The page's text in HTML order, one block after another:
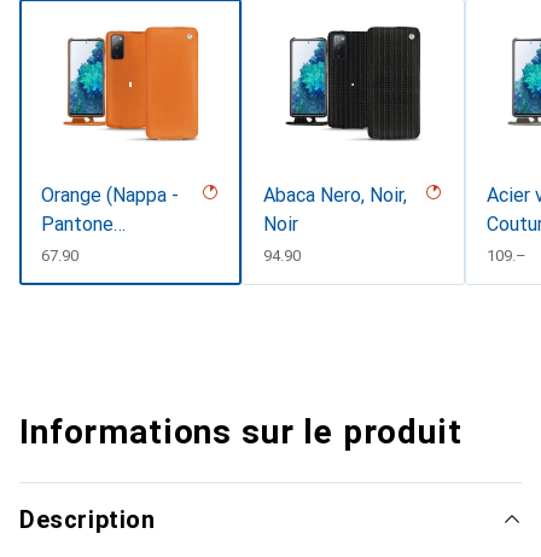
Orange (Nappa -
Pantone
#ff9351)
CHF
67.90
Abaca Nero, Noir,
Noir
CHF
94.90
Acier
CHF
109.–
Informations sur le produit
Description